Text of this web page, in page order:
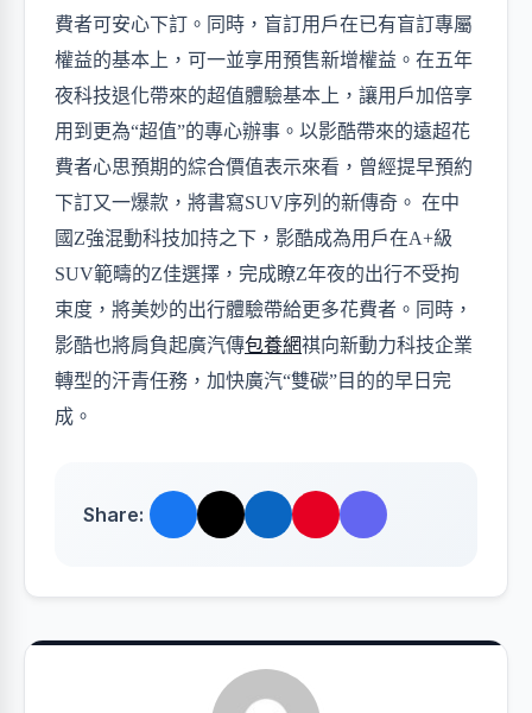
費者可安心下訂。同時，盲訂用戶在已有盲訂專屬
權益的基本上，可一並享用預售新增權益。 在五年
夜科技退化帶來的超值體驗基本上，讓用戶加倍享
用到更為“超值”的專心辦事。以影酷帶來的遠超花
費者心思預期的綜合價值表示來看，曾經提早預約
下訂又一爆款，將書寫SUV序列的新傳奇。 在中
國Z強混動科技加持之下，影酷成為用戶在A+級
SUV範疇的Z佳選擇，完成瞭Z年夜的出行不受拘
束度，將美妙的出行體驗帶給更多花費者。同時，
影酷也將肩負起廣汽傳包養網祺向新動力科技企業
轉型的汗青任務，加快廣汽“雙碳”目的的早日完
成。
Share: